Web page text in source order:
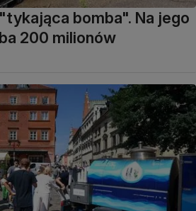
bomba". Na jego
200 milionów